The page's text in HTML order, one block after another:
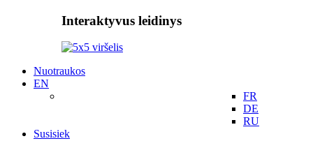
Interaktyvus leidinys
Nuotraukos
EN
FR
DE
RU
Susisiek